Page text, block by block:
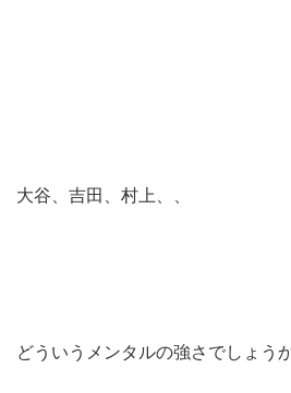
大谷、吉田、村上、、
どういうメンタルの強さでしょう